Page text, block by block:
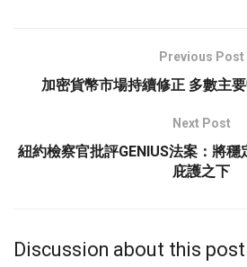
Previous Post
加密貨幣市場持續修正 多數主
Next Post
紐約檢察官批評GENIUS法案：將
庇護之下
Discussion about this post